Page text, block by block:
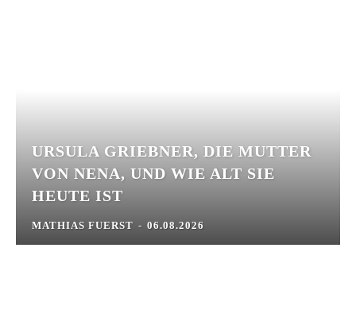
URSULA GRIEBNER, DIE MUTTER
VON NENA, UND WIE ALT SIE
HEUTE IST
MATHIAS FUERST - 06.08.2026